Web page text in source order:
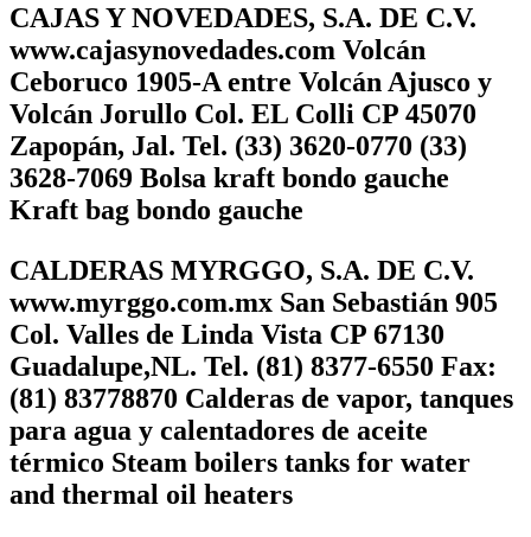
CAJAS Y NOVEDADES, S.A. DE C.V.
www.cajasynovedades.com Volcán
Ceboruco 1905-A entre Volcán Ajusco y
Volcán Jorullo Col. EL Colli CP 45070
Zapopán, Jal. Tel. (33) 3620-0770 (33)
3628-7069 Bolsa kraft bondo gauche
Kraft bag bondo gauche
CALDERAS MYRGGO, S.A. DE C.V.
www.myrggo.com.mx San Sebastián 905
Col. Valles de Linda Vista CP 67130
Guadalupe,NL. Tel. (81) 8377-6550 Fax:
(81) 83778870 Calderas de vapor, tanques
para agua y calentadores de aceite
térmico Steam boilers tanks for water
and thermal oil heaters